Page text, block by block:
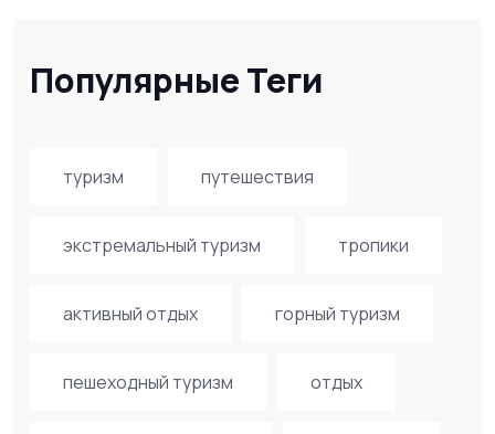
Популярные Теги
туризм путешествия
экстремальный туризм тропики
активный отдых горный туризм
пешеходный туризм отдых